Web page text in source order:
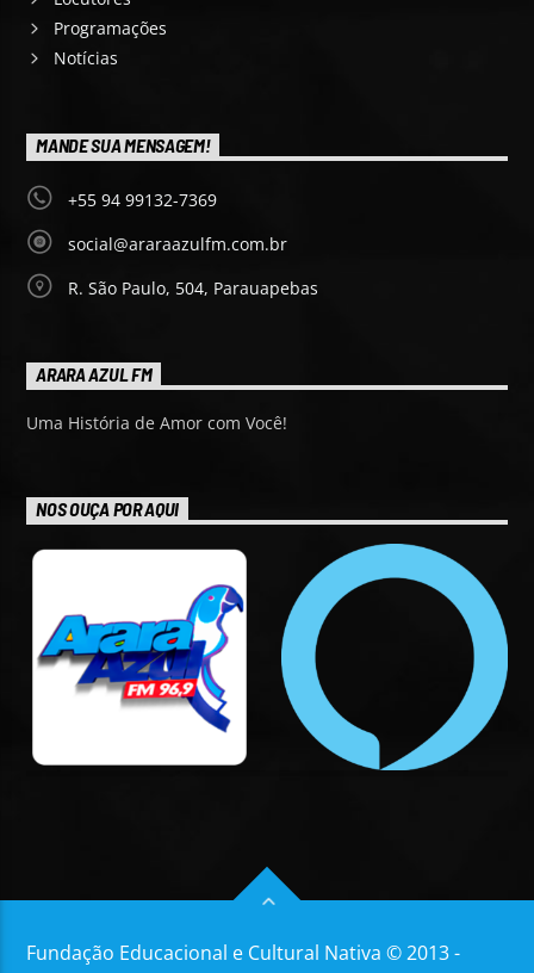
Programações
Notícias
MANDE SUA MENSAGEM!
+55 94 99132-7369
social@araraazulfm.com.br
R. São Paulo, 504, Parauapebas
ARARA AZUL FM
Uma História de Amor com Você!
NOS OUÇA POR AQUI
Fundação Educacional e Cultural Nativa © 2013 -